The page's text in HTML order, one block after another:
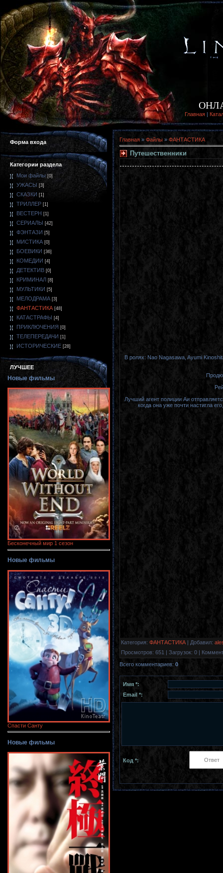
Главная |
Форма входа
Категории раздела
Мои файлы [0]
УЖАСЫ [3]
СКАЗКИ [1]
ТРИЛЛЕР [1]
ВЕСТЕРН [1]
СЕРИАЛЫ [42]
ФЭНТАЗИ [5]
МИСТИКА [0]
БОЕВИКИ [36]
КОМЕДИИ [4]
ДЕТЕКТИВ [0]
КРИМИНАЛ [8]
МУЛЬТИКИ [5]
МЕЛОДРАМА [3]
ФАНТАСТИКА [48]
КАТАСТРАФЫ [4]
ПРИКЛЮЧЕНИЯ [0]
ТЕЛЕПЕРЕДАЧИ [1]
ИСТОРИЧЕСКИЕ [28]
ЛУЧШЕЕ
Новые фильмы
Бесконечный мир 1 сезон
Новые фильмы
Спасти Санту
Новые фильмы
Главная » Файлы » ФАНТАСТИКА
Путешественники
В ролях: Nao Nagasawa, Ayumi
Лучший агент полиции Аи
когда она уже почти настигла
Категория: ФАНТАСТИКА | Добавил:
Просмотров: 651 | Загрузок: 0 |
Всего комментариев: 0
Имя *:
Email *:
Код *: